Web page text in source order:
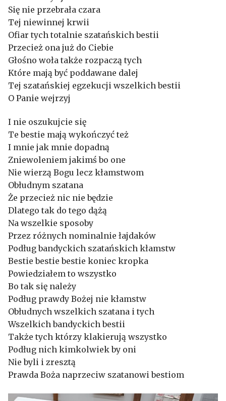
Się nie przebrała czara
Tej niewinnej krwii
Ofiar tych totalnie szatańskich bestii
Przecież ona już do Ciebie
Głośno woła także rozpaczą tych
Które mają być poddawane dalej
Tej szatańskiej egzekucji wszelkich bestii
O Panie wejrzyj
I nie oszukujcie się
Te bestie mają wykończyć też
I mnie jak mnie dopadną
Zniewoleniem jakimś bo one
Nie wierzą Bogu lecz kłamstwom
Obłudnym szatana
Że przecież nic nie będzie
Dlatego tak do tego dążą
Na wszelkie sposoby
Przez różnych nominalnie łajdaków
Podług bandyckich szatańskich kłamstw
Bestie bestie bestie koniec kropka
Powiedziałem to wszystko
Bo tak się należy
Podług prawdy Bożej nie kłamstw
Obłudnych wszelkich szatana i tych
Wszelkich bandyckich bestii
Także tych którzy klakierują wszystko
Podług nich kimkolwiek by oni
Nie byli i zresztą
Prawda Boża naprzeciw szatanowi bestiom